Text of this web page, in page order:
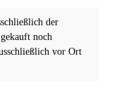
der
noch
vor Ort